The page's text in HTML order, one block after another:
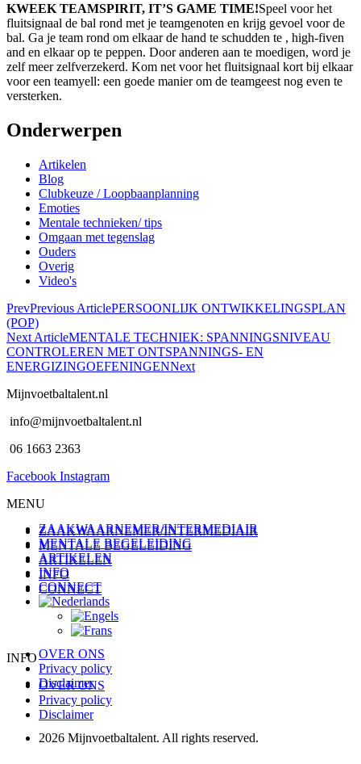
KWEEK TEAMSPIRIT, IT’S GAME TIME!Speel voor het
fluitsignaal de bal rond met je teamgenoten en krijg gevoel voor de
bal. Ga je team rond om elkaar de hand te schudden te , high-fiven
and en elkaar op te peppen. Door anderen aan te moedigen, word je
zelf meer zelfverzekerd. Kom net voor het fluitsignaal kort bij elkaar
voor een teamyell: een goede manier om de teamgeest nog even te
versterken.
Onderwerpen
Artikelen
Blog
Clubkeuze / Loopbaanplanning
Emoties
Mentale technieken/ tips
Omgaan met tegenslag
Ouders
Overig
Video's
PrevPrevious ArticlePERSOONLIJK ONTWIKKELINGSPLAN
(POP)
Next ArticleMENTALE TECHNIEK: SPANNINGSNIVEAU
CONTROLEREN MET ONTSPANNINGS- EN
ENERGIZINGOEFENINGENNext
Mijnvoetbaltalent.nl
info@mijnvoetbaltalent.nl
06 1663 2363
Facebook Instagram
MENU
ZAAKWAARNEMER/INTERMEDIAIR
MENTALE BEGELEIDING
ARTIKELEN
INFO
CONNECT
ZAAKWAARNEMER/INTERMEDIAIR
MENTALE BEGELEIDING
ARTIKELEN
INFO
CONNECT
INFO
OVER ONS
Privacy policy
Disclaimer
OVER ONS
Privacy policy
Disclaimer
2026 Mijnvoetbaltalent. All rights reserved.